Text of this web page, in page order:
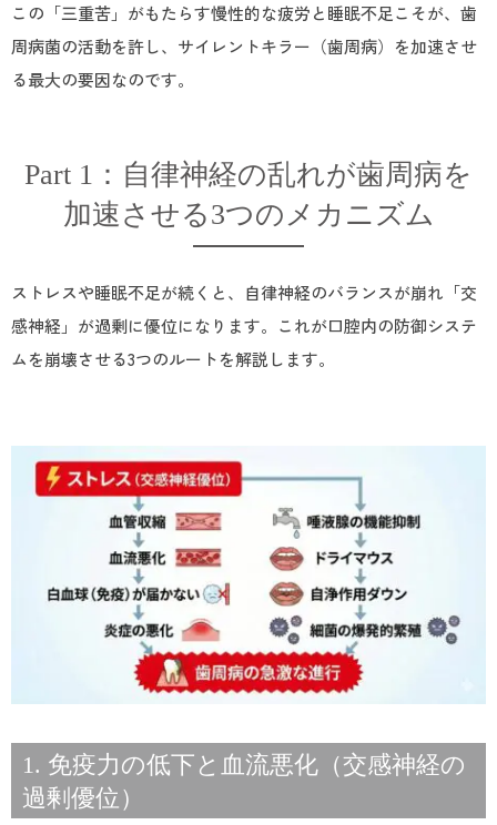
この「三重苦」がもたらす慢性的な疲労と睡眠不足こそが、歯
周病菌の活動を許し、サイレントキラー（歯周病）を加速させ
る最大の要因なのです。
Part 1：自律神経の乱れが歯周病を
加速させる3つのメカニズム
ストレスや睡眠不足が続くと、自律神経のバランスが崩れ「交
感神経」が過剰に優位になります。これが口腔内の防御システ
ムを崩壊させる3つのルートを解説します。
1. 免疫力の低下と血流悪化（交感神経の
過剰優位）